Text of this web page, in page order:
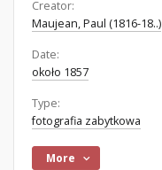
Creator:
Maujean, Paul (1816-18..)
Date:
około 1857
Type:
fotografia zabytkowa
More